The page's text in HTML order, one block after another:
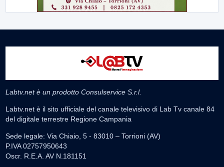
Labtv.net è un prodotto Consulservice S.r.l.
Labtv.net è il sito ufficiale del canale televisivo di Lab Tv canale 84
del digitale terrestre Regione Campania
Sede legale: Via Chiaio, 5 - 83010 – Torrioni (AV)
P.IVA 02757950643
Oscr. R.E.A. AV N.181151